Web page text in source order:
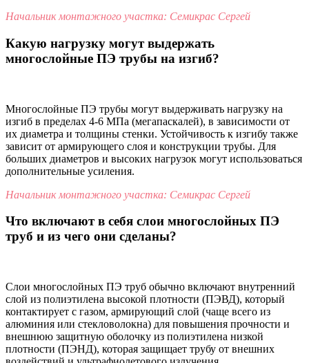
Начальник монтажного участка: Семикрас Сергей
Какую нагрузку могут выдержать
многослойные ПЭ трубы на изгиб?
Многослойные ПЭ трубы могут выдерживать нагрузку на
изгиб в пределах 4-6 МПа (мегапаскалей), в зависимости от
их диаметра и толщины стенки. Устойчивость к изгибу также
зависит от армирующего слоя и конструкции трубы. Для
больших диаметров и высоких нагрузок могут использоваться
дополнительные усиления.
Начальник монтажного участка: Семикрас Сергей
Что включают в себя слои многослойных ПЭ
труб и из чего они сделаны?
Слои многослойных ПЭ труб обычно включают внутренний
слой из полиэтилена высокой плотности (ПЭВД), который
контактирует с газом, армирующий слой (чаще всего из
алюминия или стекловолокна) для повышения прочности и
внешнюю защитную оболочку из полиэтилена низкой
плотности (ПЭНД), которая защищает трубу от внешних